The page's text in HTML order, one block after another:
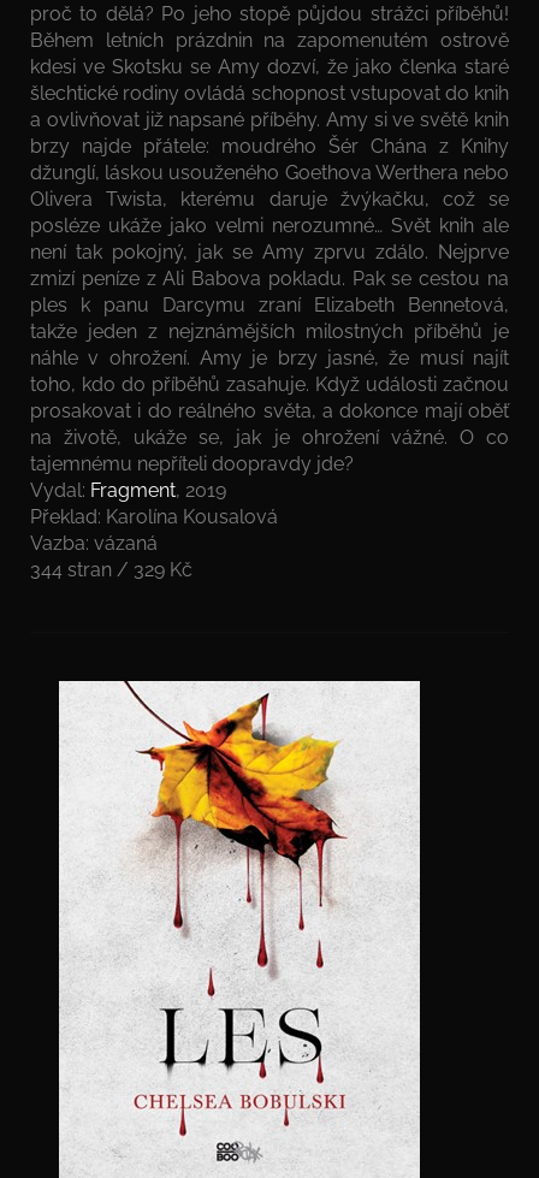
proč to dělá? Po jeho stopě půjdou strážci příběhů!
Během letních prázdnin na zapomenutém ostrově
kdesi ve Skotsku se Amy dozví, že jako členka staré
šlechtické rodiny ovládá schopnost vstupovat do knih
a ovlivňovat již napsané příběhy. Amy si ve světě knih
brzy najde přátele: moudrého Šér Chána z Knihy
džunglí, láskou usouženého Goethova Werthera nebo
Olivera Twista, kterému daruje žvýkačku, což se
posléze ukáže jako velmi nerozumné… Svět knih ale
není tak pokojný, jak se Amy zprvu zdálo. Nejprve
zmizí peníze z Ali Babova pokladu. Pak se cestou na
ples k panu Darcymu zraní Elizabeth Bennetová,
takže jeden z nejznámějších milostných příběhů je
náhle v ohrožení. Amy je brzy jasné, že musí najít
toho, kdo do příběhů zasahuje. Když události začnou
prosakovat i do reálného světa, a dokonce mají oběť
na životě, ukáže se, jak je ohrožení vážné. O co
tajemnému nepříteli doopravdy jde?
Vydal: Fragment, 2019
Překlad: Karolína Kousalová
Vazba: vázaná
344 stran / 329 Kč